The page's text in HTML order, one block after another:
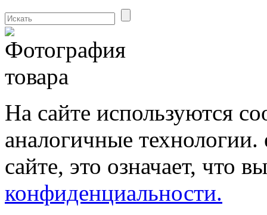
На сайте используются
аналогичные
сайте, это означает, что
конфиденциальности.